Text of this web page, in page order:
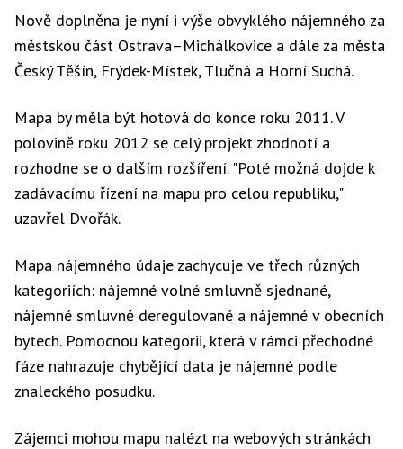
Nově doplněna je nyní i výše obvyklého nájemného za
městskou část Ostrava–Michálkovice a dále za města
Český Těšín, Frýdek-Místek, Tlučná a Horní Suchá.
Mapa by měla být hotová do konce roku 2011. V
polovině roku 2012 se celý projekt zhodnotí a
rozhodne se o dalším rozšíření. "Poté možná dojde k
zadávacímu řízení na mapu pro celou republiku,"
uzavřel Dvořák.
Mapa nájemného údaje zachycuje ve třech různých
kategoriích: nájemné volné smluvně sjednané,
nájemné smluvně deregulované a nájemné v obecních
bytech. Pomocnou kategorii, která v rámci přechodné
fáze nahrazuje chybějící data je nájemné podle
znaleckého posudku.
Zájemci mohou mapu nalézt na webových stránkách